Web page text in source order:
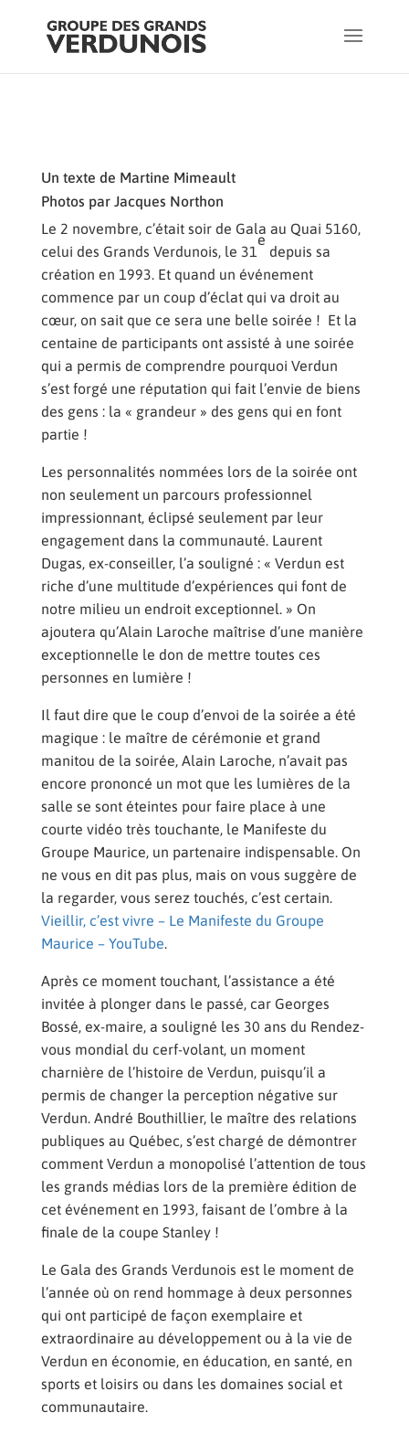
Un texte de Martine Mimeault
Photos par Jacques Northon
Le 2 novembre, c’était soir de Gala au Quai 5160,
celui des Grands Verdunois, le 31
e
depuis sa
création en 1993. Et quand un événement
commence par un coup d’éclat qui va droit au
cœur, on sait que ce sera une belle soirée ! Et la
centaine de participants ont assisté à une soirée
qui a permis de comprendre pourquoi Verdun
s’est forgé une réputation qui fait l’envie de biens
des gens : la « grandeur » des gens qui en font
partie !
Les personnalités nommées lors de la soirée ont
non seulement un parcours professionnel
impressionnant, éclipsé seulement par leur
engagement dans la communauté. Laurent
Dugas, ex-conseiller, l’a souligné : « Verdun est
riche d’une multitude d’expériences qui font de
notre milieu un endroit exceptionnel. » On
ajoutera qu’Alain Laroche maîtrise d’une manière
exceptionnelle le don de mettre toutes ces
personnes en lumière !
Il faut dire que le coup d’envoi de la soirée a été
magique : le maître de cérémonie et grand
manitou de la soirée, Alain Laroche, n’avait pas
encore prononcé un mot que les lumières de la
salle se sont éteintes pour faire place à une
courte vidéo très touchante, le Manifeste du
Groupe Maurice, un partenaire indispensable. On
ne vous en dit pas plus, mais on vous suggère de
la regarder, vous serez touchés, c’est certain.
Vieillir, c’est vivre – Le Manifeste du Groupe
Maurice – YouTube.
Après ce moment touchant, l’assistance a été
invitée à plonger dans le passé, car Georges
Bossé, ex-maire, a souligné les 30 ans du Rendez-
vous mondial du cerf-volant, un moment
charnière de l’histoire de Verdun, puisqu’il a
permis de changer la perception négative sur
Verdun. André Bouthillier, le maître des relations
publiques au Québec, s’est chargé de démontrer
comment Verdun a monopolisé l’attention de tous
les grands médias lors de la première édition de
cet événement en 1993, faisant de l’ombre à la
finale de la coupe Stanley !
Le Gala des Grands Verdunois est le moment de
l’année où on rend hommage à deux personnes
qui ont participé de façon exemplaire et
extraordinaire au développement ou à la vie de
Verdun en économie, en éducation, en santé, en
sports et loisirs ou dans les domaines social et
communautaire.